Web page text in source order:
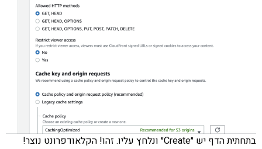
בתחתית הדף יש ״Create״ ונלחץ עליו. זהו! הקלאודפרונט נוצר!